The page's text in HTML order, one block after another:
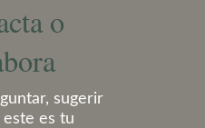
o
sugerir
es tu